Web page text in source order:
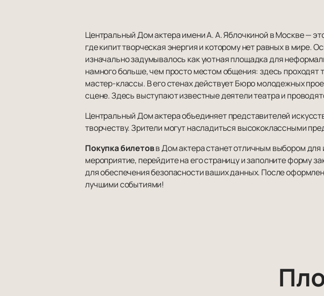
Центральный Дом актера имени А. А. Яблочкиной в Москве —
где кипит творческая энергия и которому нет равных в мире.
изначально задумывалось как уютная площадка для
намного больше, чем просто местом общения: здесь
мастер-классы. В его стенах действует Бюро молодежных
сцене. Здесь выступают известные деятели театра и
Центральный Дом актера объединяет представителей
творчеству. Зрители могут насладиться высококлассными
Покупка билетовв Дом актера станет отличным выбором
мероприятие, перейдите на его страницу и заполните форму
для обеспечения безопасности ваших данных. После
лучшими событиями!